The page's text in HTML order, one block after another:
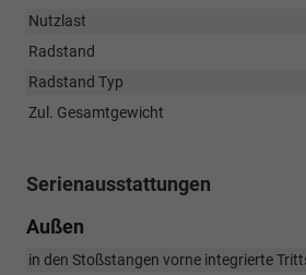
Nutzlast
Radstand
Radstand Typ
Zul. Gesamtgewicht
Serienausstattungen
Außen
in den Stoßstangen vorne integrierte